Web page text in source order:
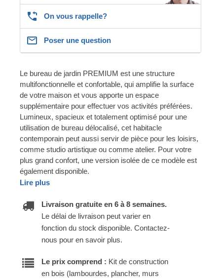
On vous rappelle?
Poser une question
Le bureau de jardin PREMIUM est une structure
multifonctionnelle et confortable, qui amplifie la surface
de votre maison et vous apporte un espace
supplémentaire pour effectuer vos activités préférées.
Lumineux, spacieux et totalement optimisé pour une
utilisation de bureau délocalisé, cet habitacle
contemporain peut aussi servir de pièce pour les loisirs,
comme studio artistique ou comme atelier. Pour votre
plus grand confort, une version isolée de ce modèle est
également disponible.
Lire plus
Livraison gratuite en 6 à 8 semaines.
Le délai de livraison peut varier en
fonction du stock disponible. Contactez-
nous pour en savoir plus.
Le prix comprend : Kit de construction
en bois (lambourdes, plancher, murs